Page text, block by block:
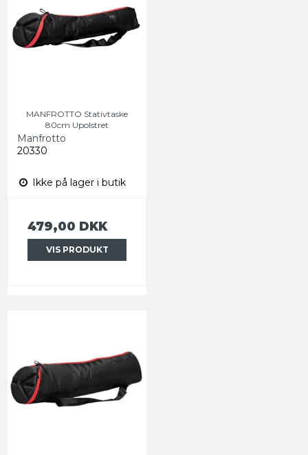
MANFROTTO Stativtaske
80cm Upolstret
Manfrotto
20330
Ikke på lager i butik
479,00 DKK
VIS PRODUKT